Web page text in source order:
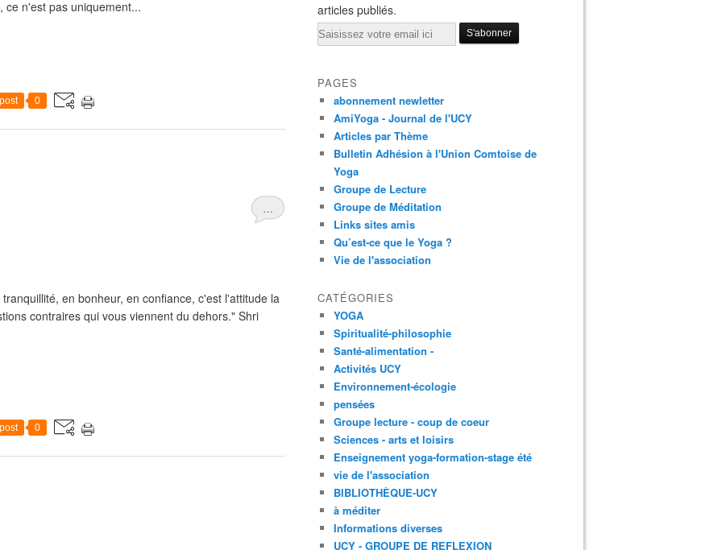
ce n'est pas uniquement...
0
…
en bonheur, en confiance, c'est l'attitude la
contraires qui vous viennent du dehors." Shri
0
articles publiés.
Email
PAGES
abonnement newletter
AmiYoga - Journal de l'UCY
Articles par Thème
Bulletin Adhésion à l'Union Comtoise de
Yoga
Groupe de Lecture
Groupe de Méditation
Links sites amis
Qu’est-ce que le Yoga ?
Vie de l'association
CATÉGORIES
YOGA
Spiritualité-philosophie
Santé-alimentation -
Activités UCY
Environnement-écologie
pensées
Groupe lecture - coup de coeur
Sciences - arts et loisirs
Enseignement yoga-formation-stage été
vie de l'association
BIBLIOTHÈQUE-UCY
à méditer
Informations diverses
UCY - GROUPE DE REFLEXION